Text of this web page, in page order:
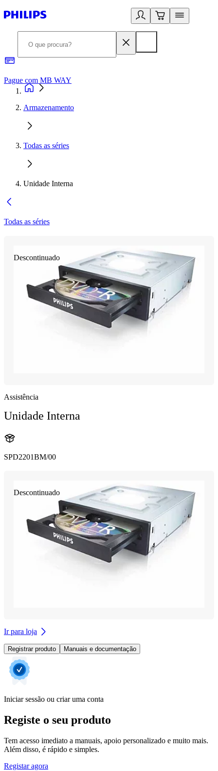
Pague com MB WAY
Armazenamento
Todas as séries
Unidade Interna
Todas as séries
Descontinuado
Assistência
Unidade Interna
SPD2201BM/00
Descontinuado
Ir para loja
Registrar produto Manuais e documentação
Iniciar sessão ou criar uma conta
Registe o seu produto
Tem acesso imediato a manuais, apoio personalizado e muito mais.
Além disso, é rápido e simples.
Registar agora